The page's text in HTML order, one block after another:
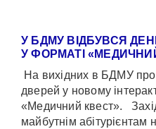
У БДМУ ВІДБУВСЯ
У ФОРМАТІ
На вихідних в БДМУ
дверей у новому
«Медичний квест».
майбутнім